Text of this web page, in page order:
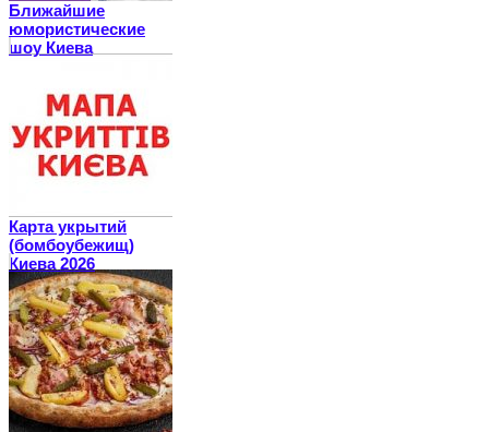
Ближайшие
юмористические
шоу Киева
Карта укрытий
(бомбоубежищ)
Киева 2026